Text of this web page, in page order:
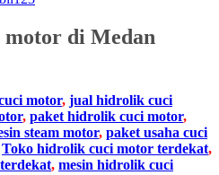
di Medan
motor, jual hidrolik cuci
, paket hidrolik cuci motor,
steam motor, paket usaha cuci
Toko hidrolik cuci motor terdekat,
, mesin hidrolik cuci